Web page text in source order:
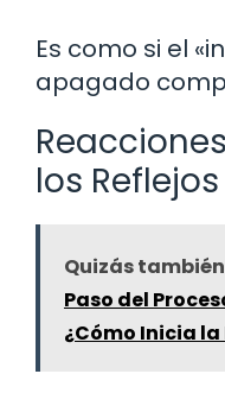
Es como si el
apagado
los Reflejos
Quizás
Paso del
¿Cómo Inicia